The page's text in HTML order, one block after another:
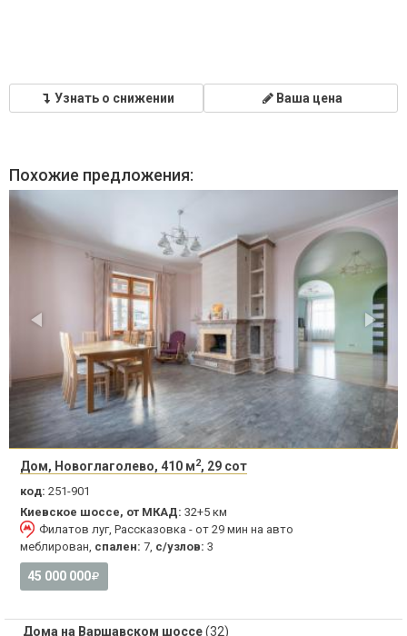
Узнать о снижении Ваша цена
Похожие предложения:
Дом, Новоглаголево, 410 м2, 29 сот
код: 251-901
Киевское шоссе, от МКАД: 32+5 км
Филатов луг, Рассказовка - от 29 мин на авто
меблирован, спален: 7, с/узлов: 3
45 000 000
Дома на Варшавском шоссе(32)